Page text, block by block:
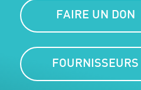
FAIRE UN DON
FOURNISSEURS